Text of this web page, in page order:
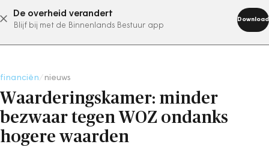
De overheid verandert
Blijf bij met de Binnenlands Bestuur app
Download
abonneer nu
financiën nieuws
Waarderingskamer: minder
bezwaar tegen WOZ ondanks
hogere waarden